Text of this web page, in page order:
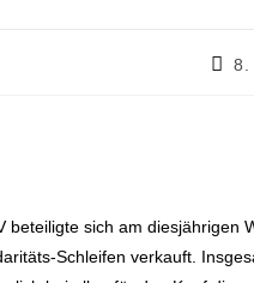
8.
beteiligte sich am diesjährigen
Schleifen verkauft.